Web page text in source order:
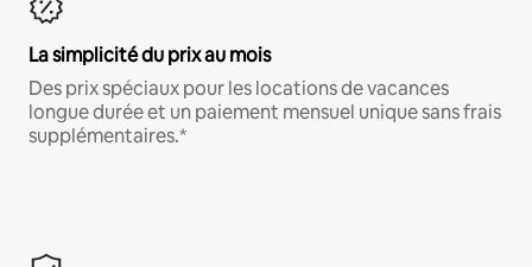
La simplicité du prix au mois
Des prix spéciaux pour les locations de vacances
longue durée et un paiement mensuel unique sans frais
supplémentaires.*